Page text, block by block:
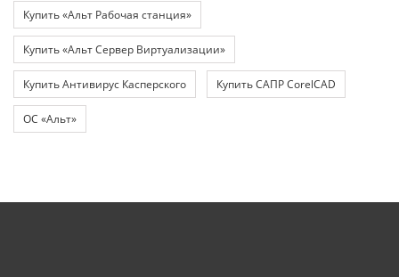
Купить «Альт Рабочая станция»
Купить «Альт Сервер Виртуализации»
Купить Антивирус Касперского Купить САПР CorelCAD
ОС «Альт»